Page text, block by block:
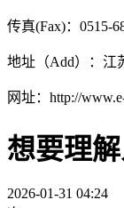
传真(Fax)：0515-
地址（Add）：江
网址：http://
想要理
2026-01-31 04:24